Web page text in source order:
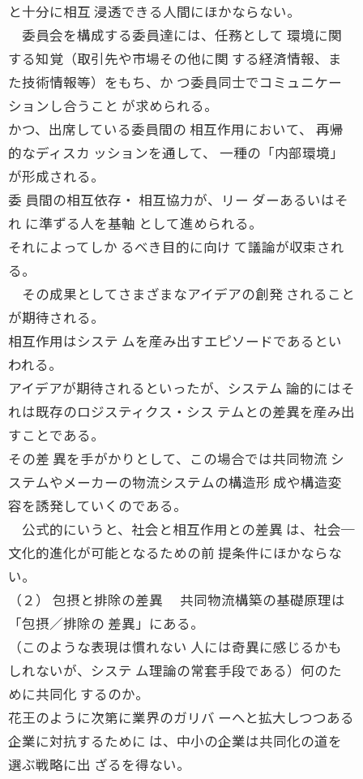
と十分に相互 浸透できる人間にほかならない。
委員会を構成する委員達には、任務として 環境に関
する知覚（取引先や市場その他に関 する経済情報、ま
た技術情報等）をもち、か つ委員同士でコミュニケー
ションし合うこと が求められる。
かつ、出席している委員間の 相互作用において、 再帰
的なディスカ ッションを通して、 一種の「内部環境」
が形成される。
委 員間の相互依存・ 相互協力が、リー ダーあるいはそ
れ に準ずる人を基軸 として進められる。
それによってしか るべき目的に向け て議論が収束され
る。
その成果としてさまざまなアイデアの創発 されること
が期待される。
相互作用はシステ ムを産み出すエピソードであるとい
われる。
アイデアが期待されるといったが、システム 論的にはそ
れは既存のロジスティクス・シス テムとの差異を産み出
すことである。
その差 異を手がかりとして、この場合では共同物流 シ
ステムやメーカーの物流システムの構造形 成や構造変
容を誘発していくのである。
公式的にいうと、社会と相互作用との差異 は、社会─
文化的進化が可能となるための前 提条件にほかならな
い。
（２） 包摂と排除の差異 共同物流構築の基礎原理は
「包摂／排除の 差異」にある。
（このような表現は慣れない 人には奇異に感じるかも
しれないが、システ ム理論の常套手段である）何のた
めに共同化 するのか。
花王のように次第に業界のガリバ ーへと拡大しつつある
企業に対抗するために は、中小の企業は共同化の道を
選ぶ戦略に出 ざるを得ない。